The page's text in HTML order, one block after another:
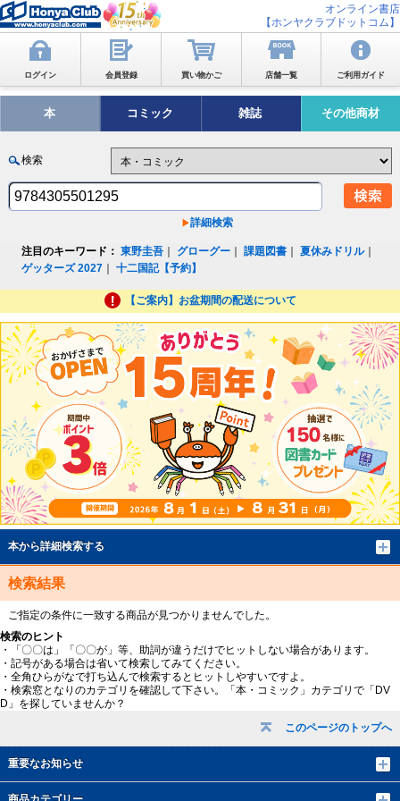
オンライン書店
【ホンヤクラブドットコム】
ログイン 会員登録 買い物かご 店舗一覧 ご利用ガイド
本 コミック 雑誌 その他商材
検索
詳細検索
注目のキーワード： 東野圭吾 グローグー ｜課題図書 ｜夏休みドリル｜
ゲッターズ 2027 ｜十二国記【予約】
【ご案内】お盆期間の配送について
このページのトップへ
重要なお知らせ
本から詳細検索する
検索結果
ご指定の条件に一致する商品が見つかりませんでした。
検索のヒント
・「〇〇は」「〇〇が」等、助詞が違うだけでヒットしない場合があります。
・記号がある場合は省いて検索してみてください。
・全角ひらがなで打ち込んで検索するとヒットしやすいですよ。
・検索窓となりのカテゴリを確認して下さい。「本・コミック」カテゴリで「DV
D」を探していませんか？